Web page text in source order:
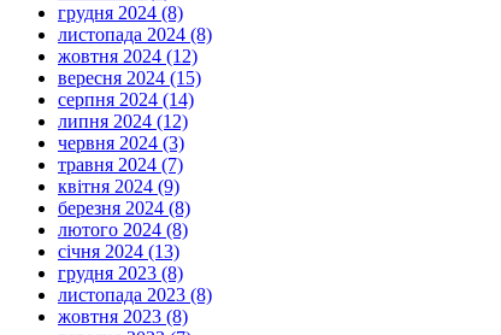
грудня 2024 (8)
листопада 2024 (8)
жовтня 2024 (12)
вересня 2024 (15)
серпня 2024 (14)
липня 2024 (12)
червня 2024 (3)
травня 2024 (7)
квітня 2024 (9)
березня 2024 (8)
лютого 2024 (8)
січня 2024 (13)
грудня 2023 (8)
листопада 2023 (8)
жовтня 2023 (8)